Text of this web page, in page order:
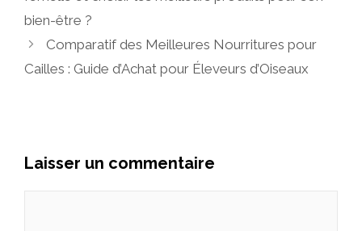
bien-être ?
Comparatif des Meilleures Nourritures pour
Cailles : Guide d’Achat pour Éleveurs d’Oiseaux
Laisser un commentaire